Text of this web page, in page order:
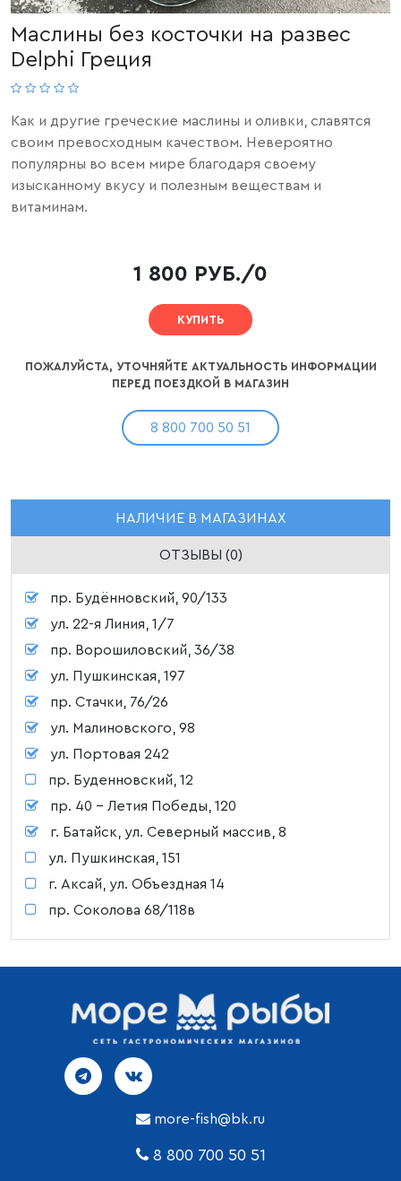
Маслины без косточки на развес
Delphi Греция
Как и другие греческие маслины и оливки, славятся
своим превосходным качеством. Невероятно
популярны во всем мире благодаря своему
изысканному вкусу и полезным веществам и
витаминам.
1 800 РУБ./0
КУПИТЬ
ПОЖАЛУЙСТА, УТОЧНЯЙТЕ АКТУАЛЬНОСТЬ ИНФОРМАЦИИ
ПЕРЕД ПОЕЗДКОЙ В МАГАЗИН
8 800 700 50 51
НАЛИЧИЕ В МАГАЗИНАХ
ОТЗЫВЫ (0)
пр. Будённовский, 90/133
ул. 22-я Линия, 1/7
пр. Ворошиловский, 36/38
ул. Пушкинская, 197
пр. Стачки, 76/26
ул. Малиновского, 98
ул. Портовая 242
пр. Буденновский, 12
пр. 40 - Летия Победы, 120
г. Батайск, ул. Северный массив, 8
ул. Пушкинская, 151
г. Аксай, ул. Объездная 14
пр. Соколова 68/118в
more-fish@bk.ru
8 800 700 50 51